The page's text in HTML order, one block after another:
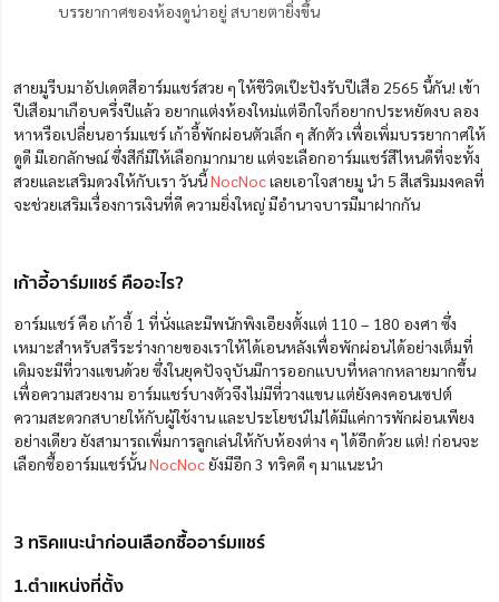
บรรยากาศของห้องดูน่าอยู่ สบายตายิ่งขึ้น
สายมูรีบมาอัปเดตสีอาร์มแชร์สวย ๆ ให้ชีวิตเป๊ะปังรับปีเสือ 2565 นี้กัน! เข้า
ปีเสือมาเกือบครึ่งปีแล้ว อยากแต่งห้องใหม่แต่อีกใจก็อยากประหยัดงบ ลอง
หาหรือเปลี่ยนอาร์มแชร์ เก้าอี้พักผ่อนตัวเล็ก ๆ สักตัว เพื่อเพิ่มบรรยากาศให้
ดูดี มีเอกลักษณ์ ซึ่งสีก็มีให้เลือกมากมาย แต่จะเลือกอาร์มแชร์สีไหนดีที่จะทั้ง
สวยและเสริมดวงให้กับเรา วันนี้NocNocเลยเอาใจสายมู นำ 5 สีเสริมมงคลที่
จะช่วยเสริมเรื่องการเงินที่ดี ความยิ่งใหญ่ มีอำนาจบารมีมาฝากกัน
เก้าอี้อาร์มแชร์ คืออะไร?
อาร์มแชร์ คือ เก้าอี้ 1 ที่นั่งและมีพนักพิงเอียงตั้งแต่ 110 – 180 องศา ซึ่ง
เหมาะสำหรับสรีระร่างกายของเราให้ได้เอนหลังเพื่อพักผ่อนได้อย่างเต็มที่
เดิมจะมีที่วางแขนด้วย ซึ่งในยุคปัจจุบันมีการออกแบบที่หลากหลายมากขึ้น
เพื่อความสวยงาม อาร์มแชร์บางตัวจึงไม่มีที่วางแขน แต่ยังคงคอนเซปต์
ความสะดวกสบายให้กับผู้ใช้งาน และประโยชน์ไม่ได้มีแค่การพักผ่อนเพียง
อย่างเดียว ยังสามารถเพิ่มการลูกเล่นให้กับห้องต่าง ๆ ได้อีกด้วย แต่! ก่อนจะ
เลือกซื้ออาร์มแชร์นั้นNocNocยังมีอีก 3 ทริคดี ๆ มาแนะนำ
3 ทริคแนะนำก่อนเลือกซื้ออาร์มแชร์
1.ตำแหน่งที่ตั้ง